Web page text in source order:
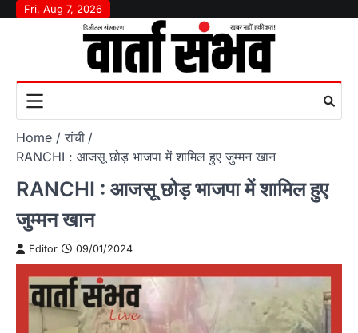
SkipFri, Aug 7, 2026
Home
रांची
RANCHI : आजसू छोड़ भाजपा में शामिल हुए जुम्मन खान
RANCHI : आजसू छोड़ भाजपा में शामिल हुए
जुम्मन खान
Editor 09/01/2024